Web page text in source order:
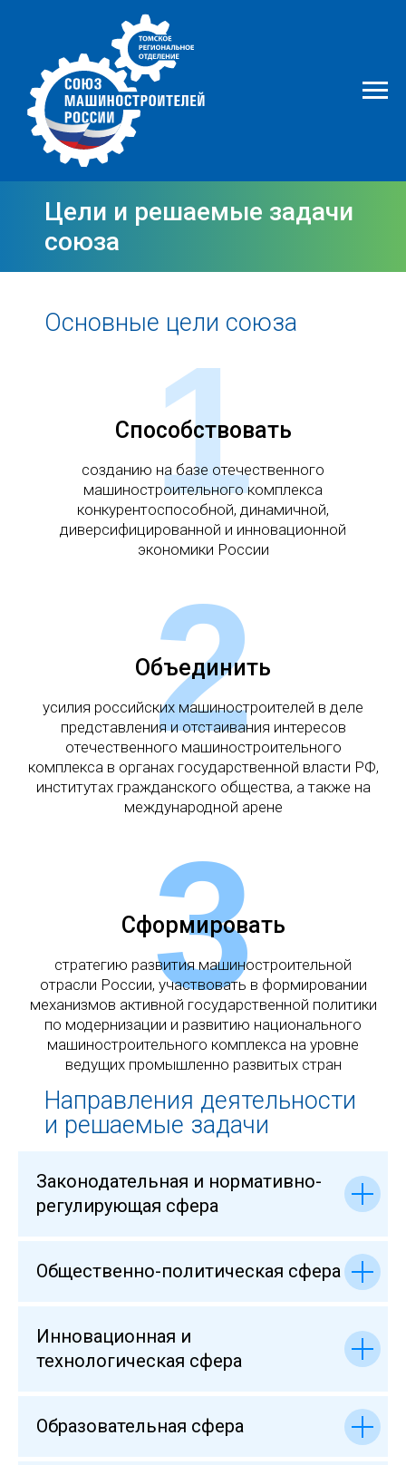
Цели и решаемые задачи
союза
Основные цели союза
Способствовать
созданию на базе отечественного
машиностроительного комплекса
конкурентоспособной, динамичной,
диверсифицированной и инновационной
экономики России
1
Объединить
усилия российских машиностроителей в деле
представления и отстаивания интересов
отечественного машиностроительного
комплекса в органах государственной власти РФ,
институтах гражданского общества, а также на
международной арене
2
Сформировать
стратегию развития машиностроительной
отрасли России, участвовать в формировании
механизмов активной государственной политики
по модернизации и развитию национального
машиностроительного комплекса на уровне
ведущих промышленно развитых стран
3
Направления деятельности
и решаемые задачи
Законодательная и нормативно-
регулирующая сфера
Общественно-политическая сфера
Инновационная и
технологическая сфера
Образовательная сфера